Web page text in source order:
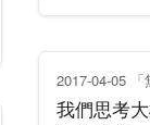
2017-04-05
我們思考